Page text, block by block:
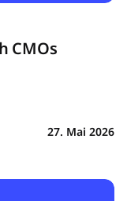
CMOs
27. Mai 2026